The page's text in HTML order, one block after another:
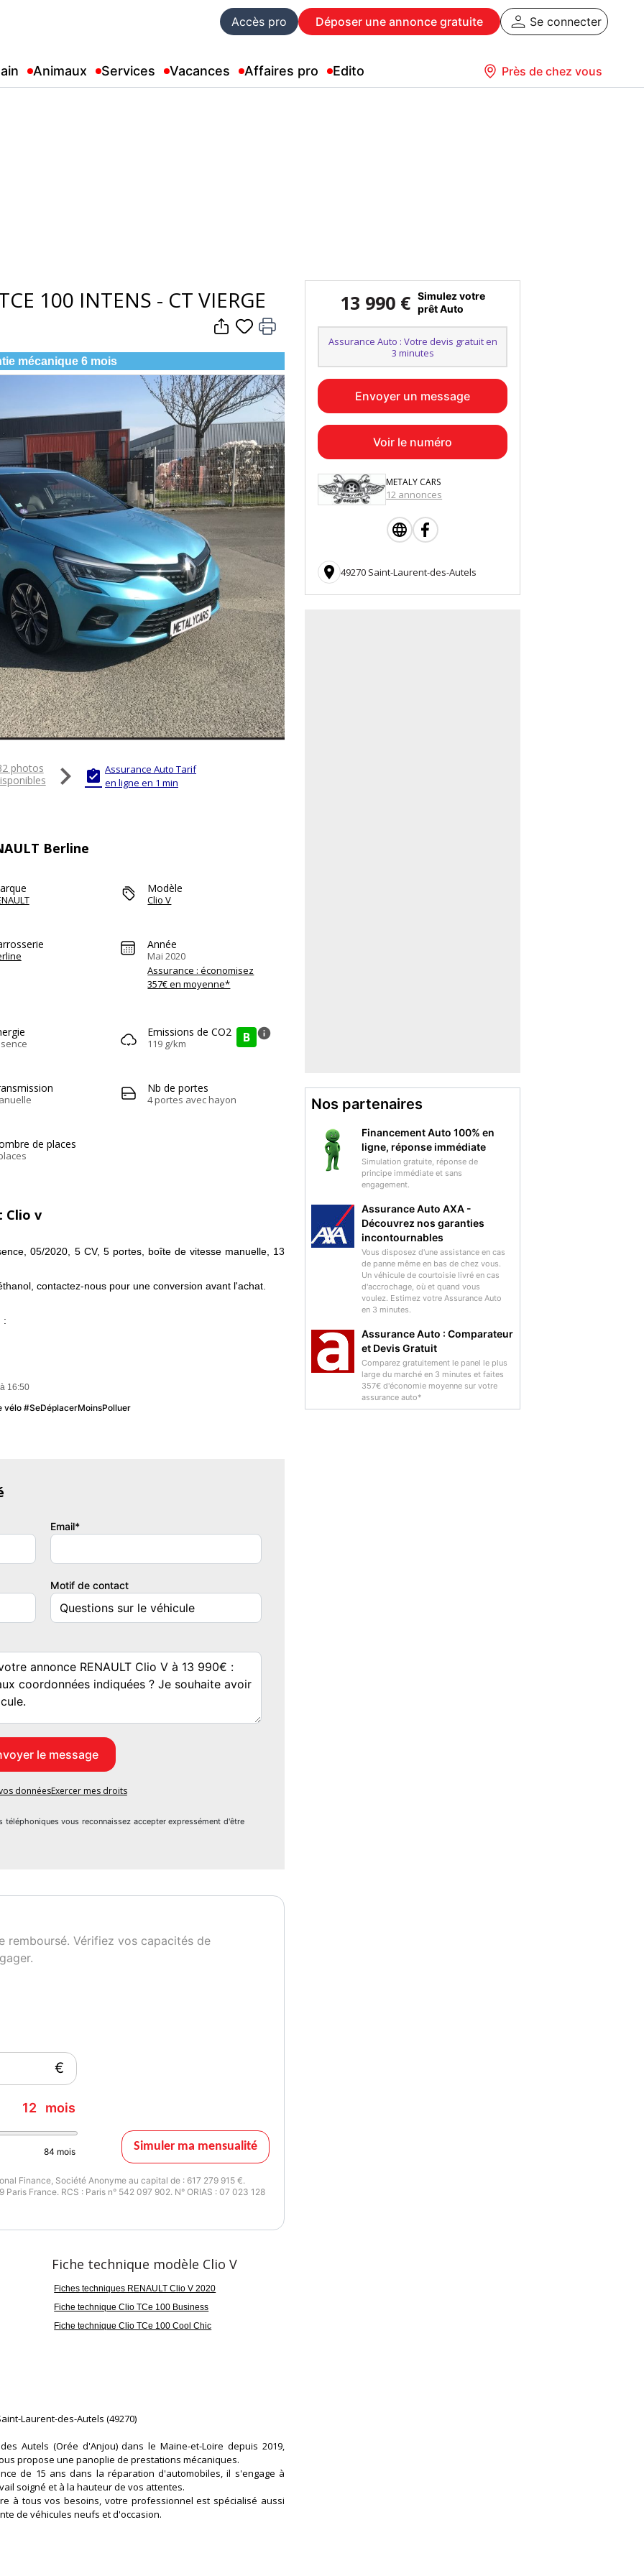
Accès pro Déposer une annonce gratuite Se connecter
Animaux Services Vacances Affaires pro Edito Près de chez vous
100 INTENS - CT VIERGE
mécanique 6 mois
photos
  Assurance Auto Tarif
en ligne en 1 min
Berline
Modèle
Clio V
Année
Mai 2020
Assurance : économisez
357€ en moyenne*
Emissions de CO2
119 g/km B info
Nb de portes
4 portes avec hayon
de places
Clio v
05/2020, 5 CV, 5 portes, boîte de vitesse manuelle, 13
contactez-nous pour une conversion avant l'achat.
:
avant
:
entourage de console centrale et panneaux de portes)
réelle Vignette Crit'Air
1
16:50
vélo #SeDéplacerMoinsPolluer
Email*
Motif de contact
donnéesExercer mes droits
vous reconnaissez accepter expressément d'être
remboursé. Vérifiez vos capacités de
€
12 mois
84 mois Simuler ma mensualité
Finance, Société Anonyme au capital de : 617 279 915 €.
France. RCS : Paris n° 542 097 902. N° ORIAS : 07 023 128
Fiche technique modèle Clio V
Fiches techniques RENAULT Clio V 2020
Fiche technique Clio TCe 100 Business
Fiche technique Clio TCe 100 Cool Chic
Laurent-des-Autels (49270)
Autels (Orée d'Anjou) dans le Maine-et-Loire depuis 2019,
propose une panoplie de prestations mécaniques.
de 15 ans dans la réparation d'automobiles, il s'engage à
soigné et à la hauteur de vos attentes.
à tous vos besoins, votre professionnel est spécialisé aussi
de véhicules neufs et d'occasion.
13 990 € Simulez votre
prêt Auto
Assurance Auto : Votre devis gratuit en
3 minutes
Envoyer un message
Voir le numéro
METALY CARS
12 annonces
 49270 Saint-Laurent-des-Autels
Nos partenaires
Financement Auto 100% en
ligne, réponse immédiate
Simulation gratuite, réponse de
principe immédiate et sans
engagement.
Assurance Auto AXA -
Découvrez nos garanties
incontournables
Vous disposez d'une assistance en cas
de panne même en bas de chez vous.
Un véhicule de courtoisie livré en cas
d'accrochage, où et quand vous
voulez. Estimez votre Assurance Auto
en 3 minutes.
Assurance Auto : Comparateur
et Devis Gratuit
Comparez gratuitement le panel le plus
large du marché en 3 minutes et faites
357€ d'économie moyenne sur votre
assurance auto*